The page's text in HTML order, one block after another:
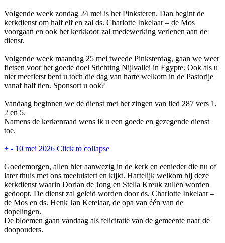
Volgende week zondag 24 mei is het Pinksteren. Dan begint de
kerkdienst om half elf en zal ds. Charlotte Inkelaar – de Mos
voorgaan en ook het kerkkoor zal medewerking verlenen aan de
dienst.
Volgende week maandag 25 mei tweede Pinksterdag, gaan we weer
fietsen voor het goede doel Stichting Nijlvallei in Egypte. Ook als u
niet meefietst bent u toch die dag van harte welkom in de Pastorije
vanaf half tien. Sponsort u ook?
Vandaag beginnen we de dienst met het zingen van lied 287 vers 1,
2 en 5.
Namens de kerkenraad wens ik u een goede en gezegende dienst
toe.
+ - 10 mei 2026 Click to collapse
Goedemorgen, allen hier aanwezig in de kerk en eenieder die nu of
later thuis met ons meeluistert en kijkt. Hartelijk welkom bij deze
kerkdienst waarin Dorian de Jong en Stella Kreuk zullen worden
gedoopt. De dienst zal geleid worden door ds. Charlotte Inkelaar –
de Mos en ds. Henk Jan Ketelaar, de opa van één van de
dopelingen.
De bloemen gaan vandaag als felicitatie van de gemeente naar de
doopouders.